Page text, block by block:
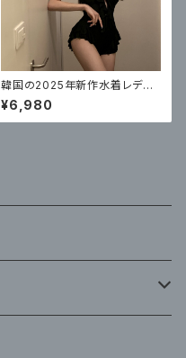
韓国の2025年新作水着レディ
ースワンピースセクシーハイエ
ンドフリル
¥6,980